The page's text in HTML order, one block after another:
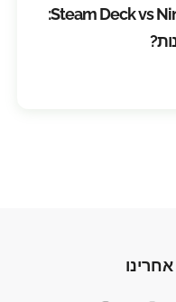
Steam Deck vs Nintendo Switch 2026: